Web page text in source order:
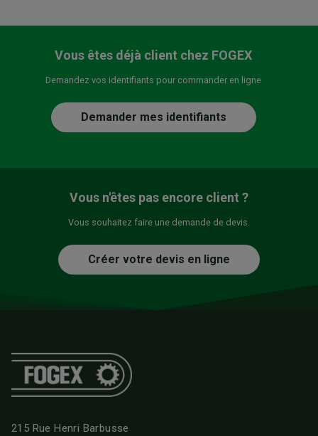
Vous êtes déjà client chez FOGEX
Demandez vos identifiants pour commander en ligne
Demander mes identifiants
Vous n'êtes pas encore client ?
Vous souhaitez faire une demande de devis.
Créer votre devis en ligne
215 Rue Henri Barbusse